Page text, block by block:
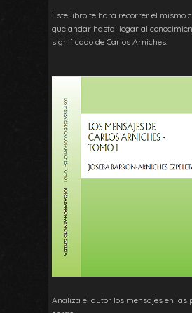
Este libro te hará recorrer el mismo
que andar hasta llegar al
significado de Carlos Arniches.
Analiza el autor los mensajes en las